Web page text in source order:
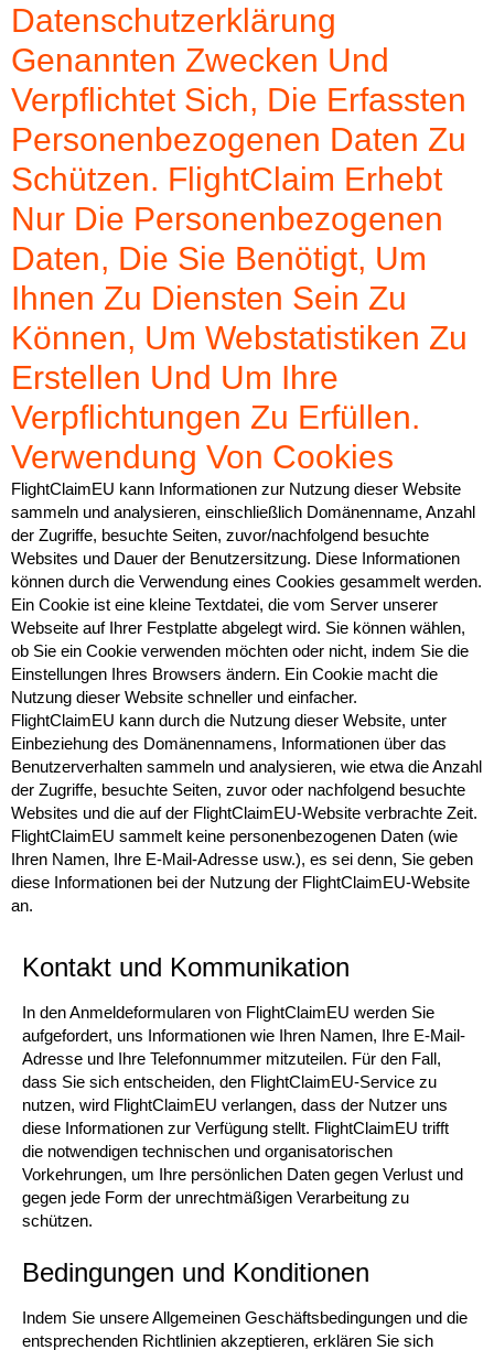
Datenschutzerklärung
Genannten Zwecken Und
Verpflichtet Sich, Die Erfassten
Personenbezogenen Daten Zu
Schützen. FlightClaim Erhebt
Nur Die Personenbezogenen
Daten, Die Sie Benötigt, Um
Ihnen Zu Diensten Sein Zu
Können, Um Webstatistiken Zu
Erstellen Und Um Ihre
Verpflichtungen Zu Erfüllen.
Verwendung Von Cookies
FlightClaimEU kann Informationen zur Nutzung dieser Website
sammeln und analysieren, einschließlich Domänenname, Anzahl
der Zugriffe, besuchte Seiten, zuvor/nachfolgend besuchte
Websites und Dauer der Benutzersitzung. Diese Informationen
können durch die Verwendung eines Cookies gesammelt werden.
Ein Cookie ist eine kleine Textdatei, die vom Server unserer
Webseite auf Ihrer Festplatte abgelegt wird. Sie können wählen,
ob Sie ein Cookie verwenden möchten oder nicht, indem Sie die
Einstellungen Ihres Browsers ändern. Ein Cookie macht die
Nutzung dieser Website schneller und einfacher.
FlightClaimEU kann durch die Nutzung dieser Website, unter
Einbeziehung des Domänennamens, Informationen über das
Benutzerverhalten sammeln und analysieren, wie etwa die Anzahl
der Zugriffe, besuchte Seiten, zuvor oder nachfolgend besuchte
Websites und die auf der FlightClaimEU-Website verbrachte Zeit.
FlightClaimEU sammelt keine personenbezogenen Daten (wie
Ihren Namen, Ihre E-Mail-Adresse usw.), es sei denn, Sie geben
diese Informationen bei der Nutzung der FlightClaimEU-Website
an.
Kontakt und Kommunikation
In den Anmeldeformularen von FlightClaimEU werden Sie
aufgefordert, uns Informationen wie Ihren Namen, Ihre E-Mail-
Adresse und Ihre Telefonnummer mitzuteilen. Für den Fall,
dass Sie sich entscheiden, den FlightClaimEU-Service zu
nutzen, wird FlightClaimEU verlangen, dass der Nutzer uns
diese Informationen zur Verfügung stellt. FlightClaimEU trifft
die notwendigen technischen und organisatorischen
Vorkehrungen, um Ihre persönlichen Daten gegen Verlust und
gegen jede Form der unrechtmäßigen Verarbeitung zu
schützen.
Bedingungen und Konditionen
Indem Sie unsere Allgemeinen Geschäftsbedingungen und die
entsprechenden Richtlinien akzeptieren, erklären Sie sich